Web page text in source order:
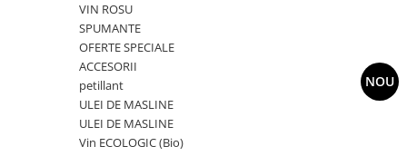
VIN ROSU
SPUMANTE
OFERTE SPECIALE
ACCESORII
petillant
ULEI DE MASLINE
ULEI DE MASLINE
Vin ECOLOGIC (Bio)
NOU